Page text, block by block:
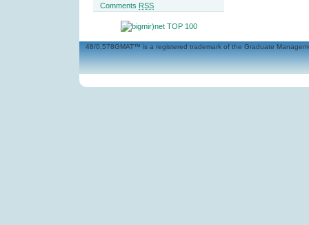
Comments RSS
48/0,578GMAT™ is a registered trademark of the Graduate